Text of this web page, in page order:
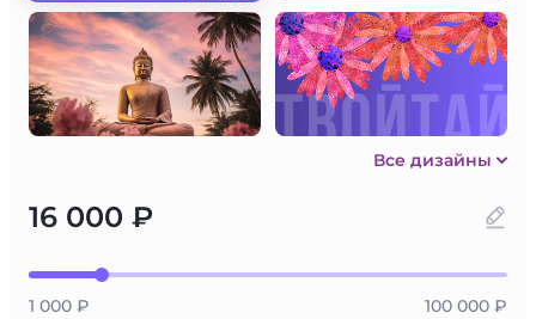
Все дизайны
16 000 ₽
1 000 ₽
100 000 ₽